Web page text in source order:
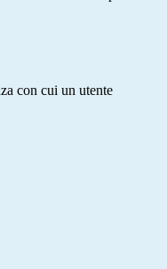
con cui un utente